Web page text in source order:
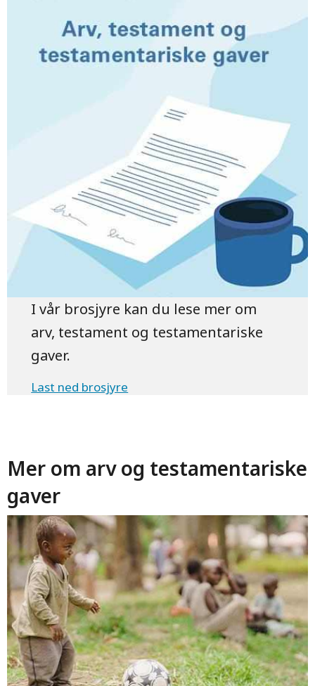
I vår brosjyre kan du lese mer om
arv, testament og testamentariske
gaver.
Last ned brosjyre
Mer om arv og testamentariske
gaver